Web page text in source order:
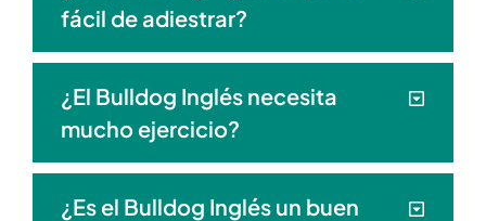
fácil de adiestrar?
¿El Bulldog Inglés necesita
mucho ejercicio?
¿Es el Bulldog Inglés un buen